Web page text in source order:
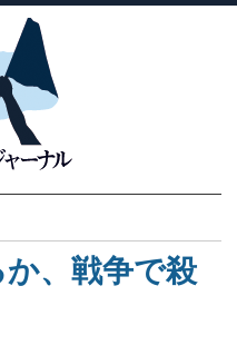
、戦争で殺